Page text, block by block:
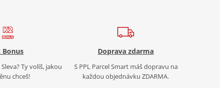
Bonus
Ty volíš, jakou
chceš!
Doprava zdarma
S PPL Parcel Smart máš dopravu na
každou objednávku ZDARMA.